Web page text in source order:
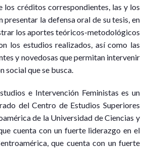
los créditos correspondientes, las y los
la defensa oral de su tesis, en
los aportes teóricos-metodológicos
los estudios realizados, así como las
y novedosas que permitan intervenir
social que se busca.
e Intervención Feministas es un
del Centro de Estudios Superiores
de la Universidad de Ciencias y
cuenta con un fuerte liderazgo en el
que cuenta con un fuerte